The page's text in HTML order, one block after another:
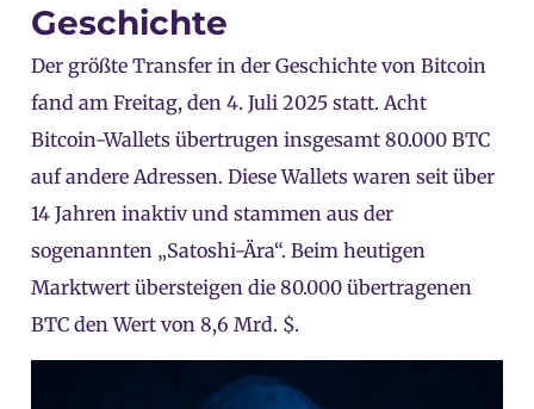
Geschichte
Der größte Transfer in der Geschichte von Bitcoin
fand am Freitag, den 4. Juli 2025 statt. Acht
Bitcoin-Wallets übertrugen insgesamt 80.000 BTC
auf andere Adressen. Diese Wallets waren seit über
14 Jahren inaktiv und stammen aus der
sogenannten „Satoshi-Ära“. Beim heutigen
Marktwert übersteigen die 80.000 übertragenen
BTC den Wert von 8,6 Mrd. $.